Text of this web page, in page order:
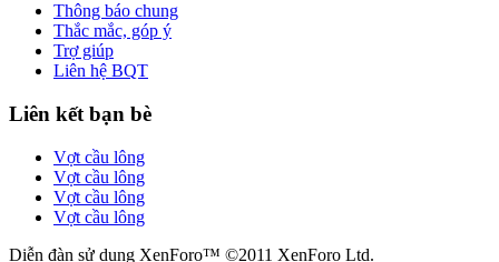
Thông báo chung
Thắc mắc, góp ý
Trợ giúp
Liên hệ BQT
Liên kết bạn bè
Vợt cầu lông
Vợt cầu lông
Vợt cầu lông
Vợt cầu lông
Diễn đàn sử dụng XenForo™ ©2011 XenForo Ltd.